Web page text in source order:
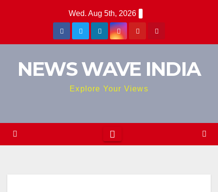
Wed. Aug 5th, 2026
NEWS WAVE INDIA
Explore Your Views